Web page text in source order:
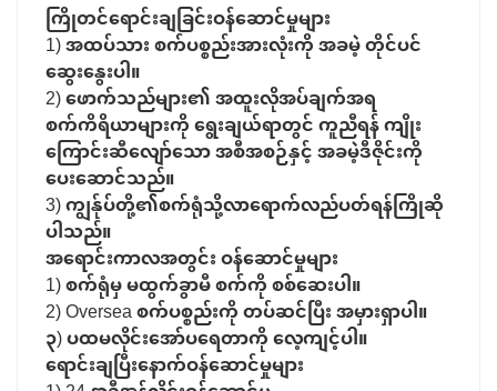
ကြိုတင်ရောင်းချခြင်းဝန်ဆောင်မှုများ
1) အထပ်သား စက်ပစ္စည်းအားလုံးကို အခမဲ့ တိုင်ပင်
ဆွေးနွေးပါ။
2) ဖောက်သည်များ၏ အထူးလိုအပ်ချက်အရ
စက်ကိရိယာများကို ရွေးချယ်ရာတွင် ကူညီရန် ကျိုး
ကြောင်းဆီလျော်သော အစီအစဉ်နှင့် အခမဲ့ဒီဇိုင်းကို
ပေးဆောင်သည်။
3) ကျွန်ုပ်တို့၏စက်ရုံသို့လာရောက်လည်ပတ်ရန်ကြိုဆို
ပါသည်။
အရောင်းကာလအတွင်း ဝန်ဆောင်မှုများ
1) စက်ရုံမှ မထွက်ခွာမီ စက်ကို စစ်ဆေးပါ။
2) Oversea စက်ပစ္စည်းကို တပ်ဆင်ပြီး အမှားရှာပါ။
၃) ပထမလိုင်းအော်ပရေတာကို လေ့ကျင့်ပါ။
ရောင်းချပြီးနောက်ဝန်ဆောင်မှုများ